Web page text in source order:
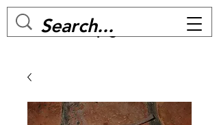
MC BIKE Perpignan